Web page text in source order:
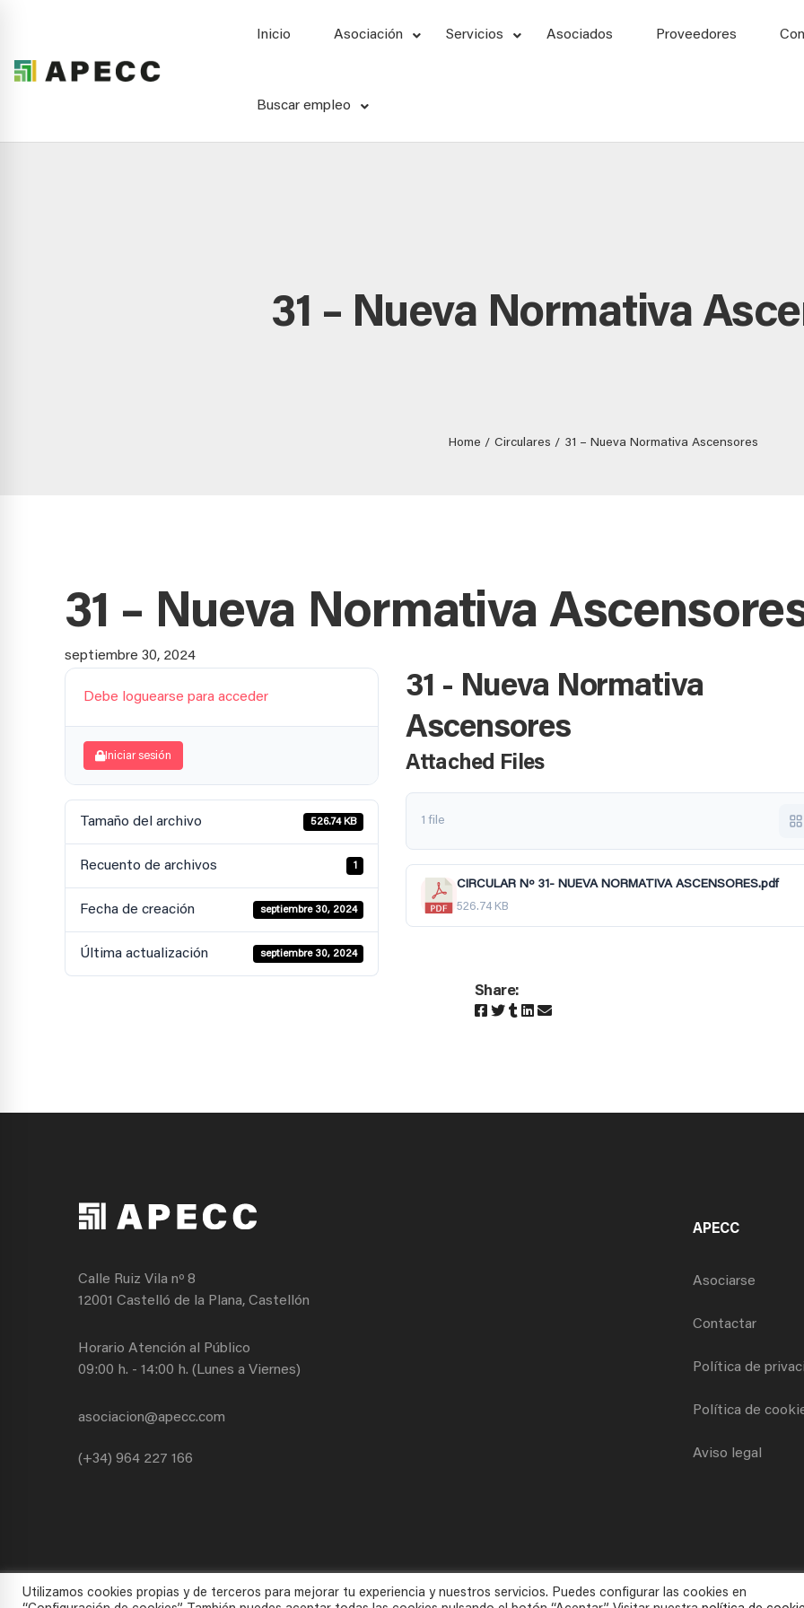
Inicio Asociación Servicios Asociados Proveedores
Buscar empleo
31 – Nueva Normativa
Home Circulares 31 – Nueva Normativa Ascensores
31 – Nueva Normativa
septiembre 30, 2024
Debe loguearse para acceder
Iniciar sesión
Tamaño del archivo 526.74 KB
Recuento de archivos 1
Fecha de creación septiembre 30, 2024
Última actualización septiembre 30, 2024
31 - Nueva Normativa
Ascensores
Attached Files
1 file
CIRCULAR Nº 31- NUEVA NORMATIVA ASCENSORES.pdf
526.74 KB
Share:
Calle Ruiz Vila nº 8
12001 Castelló de la Plana, Castellón
Horario Atención al Público
09:00 h. - 14:00 h. (Lunes a Viernes)
asociacion@apecc.com
(+34) 964 227 166
APECC
Asociarse
Contactar
Política de
Política de
Aviso legal
Utilizamos cookies propias y de terceros para mejorar tu experiencia y nuestros servicios. Puedes configurar las cookies en